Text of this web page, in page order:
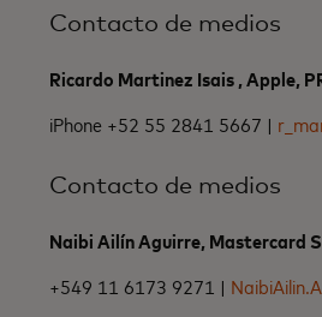
Contacto de medios
Ricardo Martinez Isais , Apple,
iPhone +52 55 2841 5667 |
Contacto de medios
Naibi Ailín Aguirre, Mastercard
+549 11 6173 9271 |